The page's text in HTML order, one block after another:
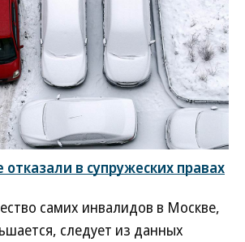
отказали в супружеских правах
самих инвалидов в Москве,
следует из данных